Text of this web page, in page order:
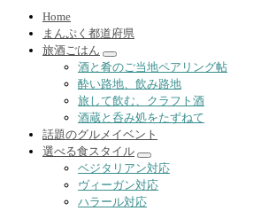
Home
まんぷく都道府県
旅酒ごはん
酒と肴のご当地ペアリング帖
酔い路地、飲み路地
旅して飲む、クラフト酒
酒蔵と呑み処をたずねて
話題のグルメイベント
選べる食スタイル
ベジタリアン対応
ヴィーガン対応
ハラール対応